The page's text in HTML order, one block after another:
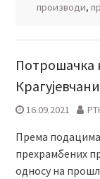
производи,
Потрошачка
16.09.2021
Према
прехрамбених
односу на